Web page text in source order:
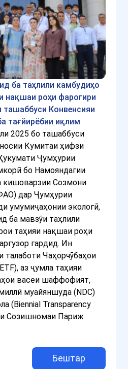
ба таҳлили камбудиҳо
нақшаи роҳи фарогири
ташаббуси Конвенсияи
тағйирёбии иқлим
2025 бо ташаббуси
Кумитаи ҳифзи
Ҷумҳурии
бо Намояндагии
кишоварзии Созмони
дар Ҷумҳурии
умумиҷаҳонии экологӣ,
ба мавзӯи таҳлили
таҳияи нақшаи роҳи
гардид. Ин
талаботи Чаҳорчӯбаҳои
аз ҷумла таҳияи
васеи шаффофият,
муайяншуда (NDC)
(Biennial Transparency
Созишномаи Париж
Бештар